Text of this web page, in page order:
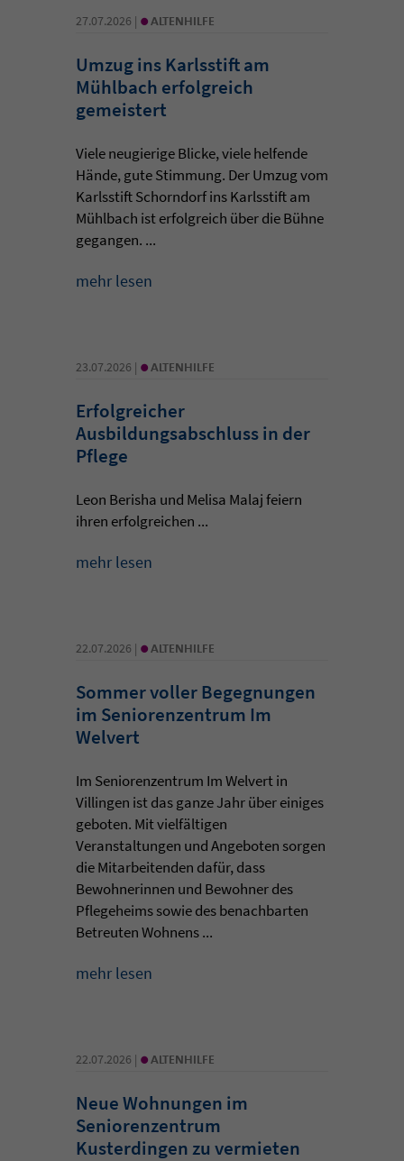
27.07.2026 | • ALTENHILFE
Umzug ins Karlsstift am
Mühlbach erfolgreich
gemeistert
Viele neugierige Blicke, viele helfende
Hände, gute Stimmung. Der Umzug vom
Karlsstift Schorndorf ins Karlsstift am
Mühlbach ist erfolgreich über die Bühne
gegangen. ...
mehr lesen
23.07.2026 | • ALTENHILFE
Erfolgreicher
Ausbildungsabschluss in der
Pflege
Leon Berisha und Melisa Malaj feiern
ihren erfolgreichen ...
mehr lesen
22.07.2026 | • ALTENHILFE
Sommer voller Begegnungen
im Seniorenzentrum Im
Welvert
Im Seniorenzentrum Im Welvert in
Villingen ist das ganze Jahr über einiges
geboten. Mit vielfältigen
Veranstaltungen und Angeboten sorgen
die Mitarbeitenden dafür, dass
Bewohnerinnen und Bewohner des
Pflegeheims sowie des benachbarten
Betreuten Wohnens ...
mehr lesen
22.07.2026 | • ALTENHILFE
Neue Wohnungen im
Seniorenzentrum
Kusterdingen zu vermieten